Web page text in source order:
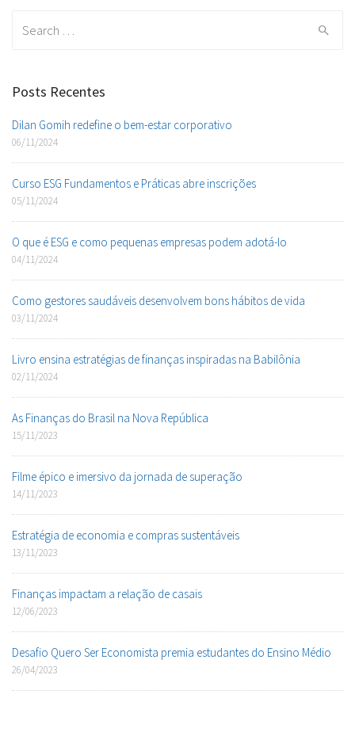
Posts Recentes
Dilan Gomih redefine o bem-estar corporativo
06/11/2024
Curso ESG Fundamentos e Práticas abre inscrições
05/11/2024
O que é ESG e como pequenas empresas podem adotá-lo
04/11/2024
Como gestores saudáveis desenvolvem bons hábitos de vida
03/11/2024
Livro ensina estratégias de finanças inspiradas na Babilônia
02/11/2024
As Finanças do Brasil na Nova República
15/11/2023
Filme épico e imersivo da jornada de superação
14/11/2023
Estratégia de economia e compras sustentáveis
13/11/2023
Finanças impactam a relação de casais
12/06/2023
Desafio Quero Ser Economista premia estudantes do Ensino Médio
26/04/2023